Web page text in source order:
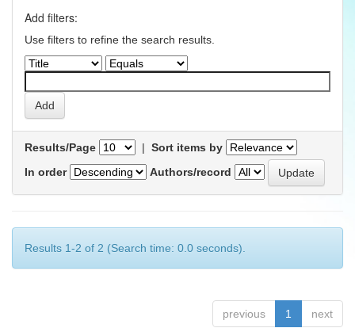
Add filters:
Use filters to refine the search results.
Results/Page | Sort items by
In order
Authors/record
Results 1-2 of 2 (Search time: 0.0 seconds).
previous 1 next